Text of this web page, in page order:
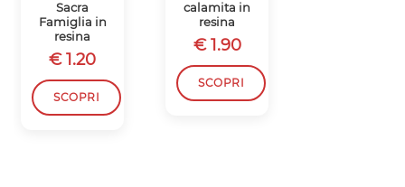
Sacra
Famiglia in
resina
€ 1.20
SCOPRI
calamita in
resina
€ 1.90
SCOPRI